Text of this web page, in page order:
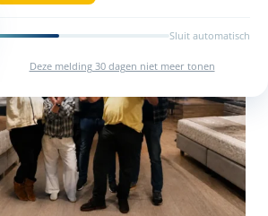
Sluit automatisch
Deze melding 30 dagen niet meer tonen